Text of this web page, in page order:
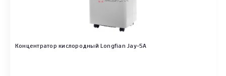
Концентратор кислородный Longfian Jay-5A